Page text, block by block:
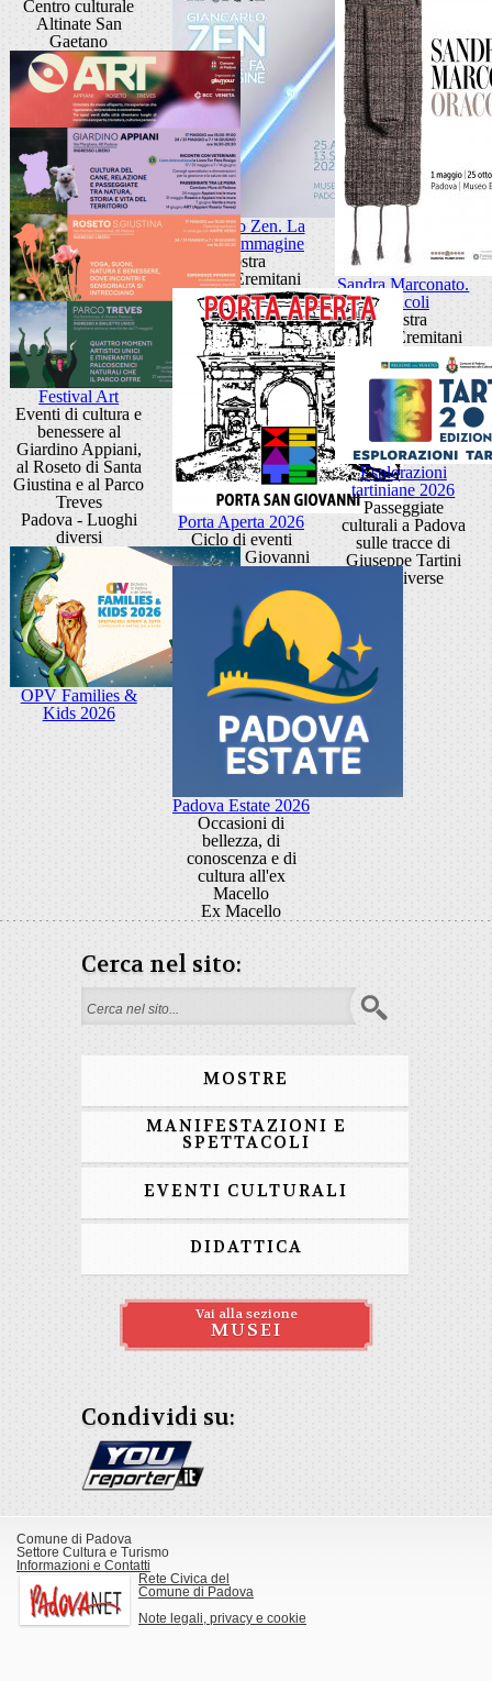
Centro culturale
Altinate San
Gaetano
Giancarlo Zen. La
luce fa l'immagine
Mostra
Museo Eremitani
Sandra Marconato.
Oracoli
Mostra
Museo Eremitani
Festival Art
Eventi di cultura e
benessere al
Giardino Appiani,
al Roseto di Santa
Giustina e al Parco
Treves
Padova - Luoghi
diversi
Porta Aperta 2026
Ciclo di eventi
Porta San Giovanni
Esplorazioni
tartiniane 2026
Passeggiate
culturali a Padova
sulle tracce di
Giuseppe Tartini
sedi diverse
OPV Families &
Kids 2026
Padova Estate 2026
Occasioni di
bellezza, di
conoscenza e di
cultura all'ex
Macello
Ex Macello
Cerca nel sito:
Form di ricerca
MOSTRE
MANIFESTAZIONI E
SPETTACOLI
EVENTI CULTURALI
DIDATTICA
Vai alla sezione
MUSEI
Condividi su:
Comune di Padova
Settore Cultura e Turismo
Informazioni e Contatti
Rete Civica del
Comune di Padova
Note legali, privacy e cookie